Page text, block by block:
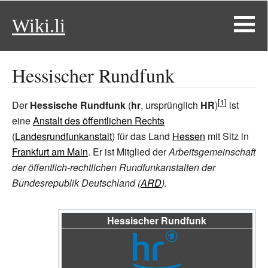
Wiki.li
Hessischer Rundfunk
DerHessische Rundfunk (hr, ursprünglich HR)
ist
eineAnstalt des öffentlichen Rechts
(Landesrundfunkanstalt) für das Land Hessen mit Sitz in
Frankfurt am Main. Er ist Mitglied derArbeitsgemeinschaft
der öffentlich-rechtlichen Rundfunkanstalten der
Bundesrepublik Deutschland (ARD).
Hessischer Rundfunk